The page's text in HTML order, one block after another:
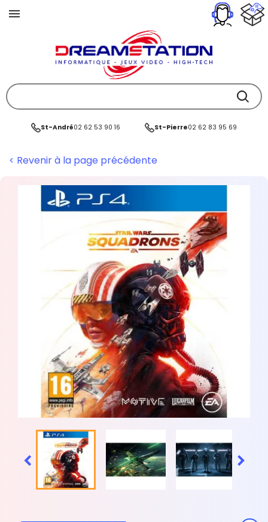
St-André02 62 53 90 16 St-Pierre02 62 83 95 69
< Revenir à la page précédente
 